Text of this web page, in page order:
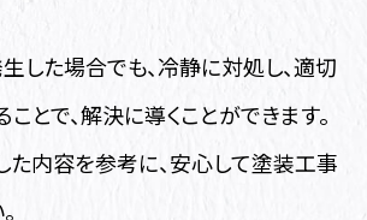
した場合でも、冷静に対処し、適切
とで、解決に導くことができます。
た内容を参考に、安心して塗装工事